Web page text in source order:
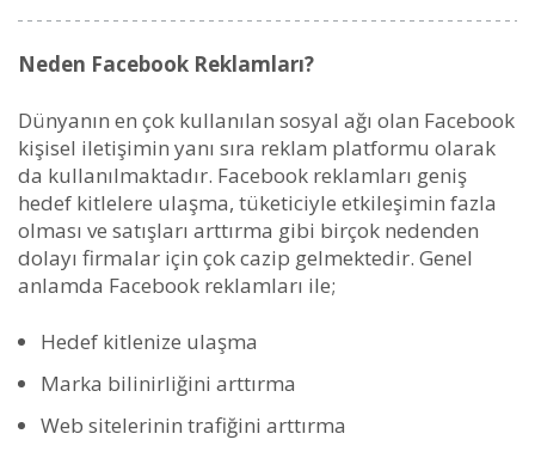
Neden Facebook Reklamları?
Dünyanın en çok kullanılan sosyal ağı olan Facebook
kişisel iletişimin yanı sıra reklam platformu olarak
da kullanılmaktadır. Facebook reklamları geniş
hedef kitlelere ulaşma, tüketiciyle etkileşimin fazla
olması ve satışları arttırma gibi birçok nedenden
dolayı firmalar için çok cazip gelmektedir. Genel
anlamda Facebook reklamları ile;
Hedef kitlenize ulaşma
Marka bilinirliğini arttırma
Web sitelerinin trafiğini arttırma